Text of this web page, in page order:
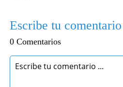
Escribe tu comentario
0 Comentarios